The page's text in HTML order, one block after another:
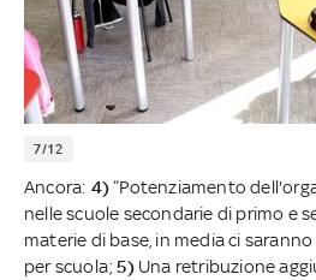
7/12
Ancora: 4)“Potenziamento
nelle scuole secondarie di primo e
materie di base, in media ci
per scuola;5)Una retribuzione